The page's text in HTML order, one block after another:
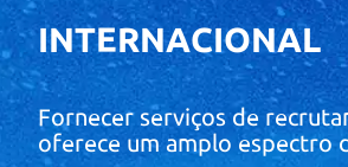
INTERNACIONAL
Fornecer serviços de
oferece um amplo espectro